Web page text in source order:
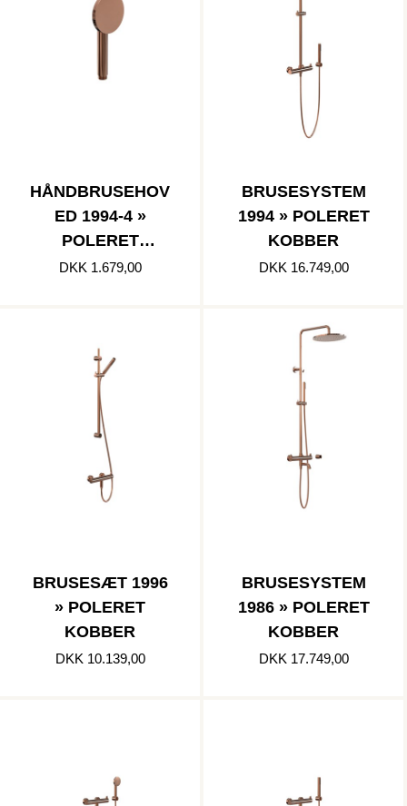
HÅNDBRUSEHOV
ED 1994-4 »
POLERET
KOBBER
DKK 1.679,00
BRUSESYSTEM
1994 » POLERET
KOBBER
DKK 16.749,00
BRUSESÆT 1996
» POLERET
KOBBER
DKK 10.139,00
BRUSESYSTEM
1986 » POLERET
KOBBER
DKK 17.749,00